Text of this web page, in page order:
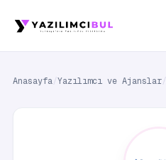
Anasayfa/Yazılımcı ve Ajanslar/